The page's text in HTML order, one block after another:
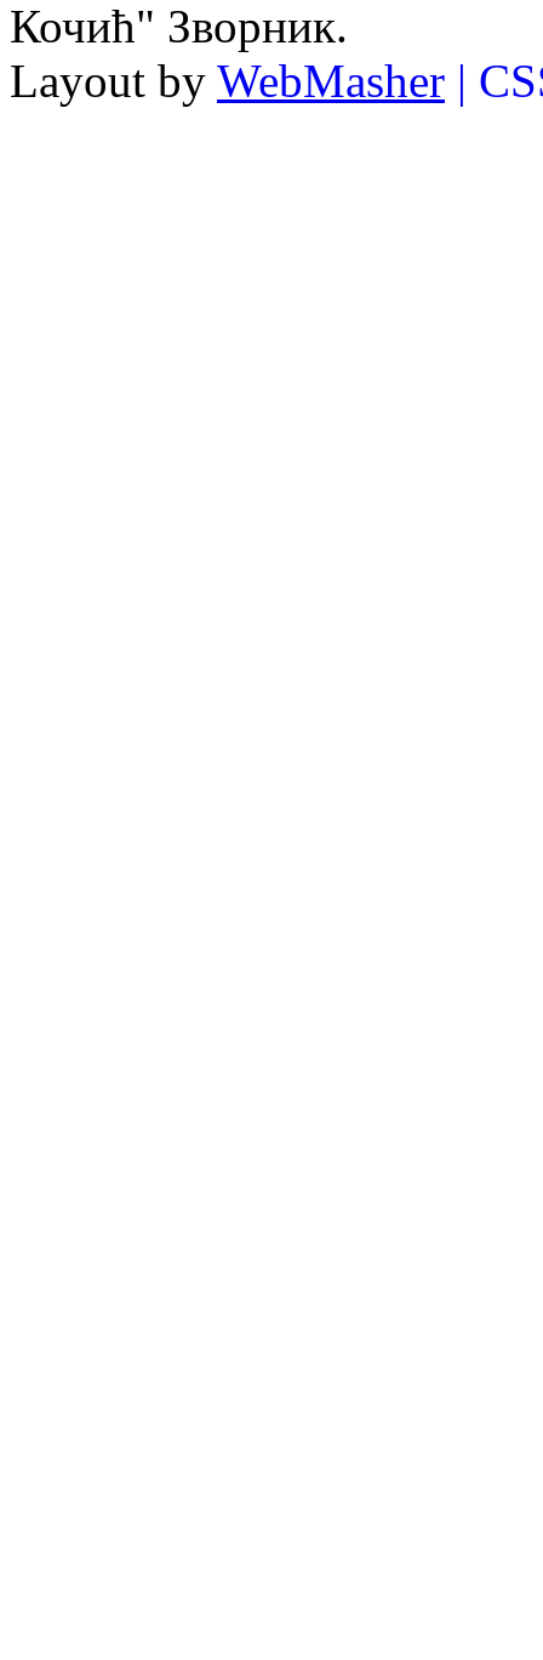
Кочић" Зворник.
Layout by WebMasher |